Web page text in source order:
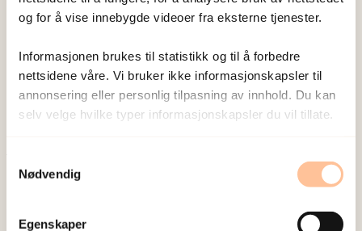
og for å vise innebygde videoer fra eksterne tjenester.
Informasjonen brukes til statistikk og til å forbedre
nettsidene våre. Vi bruker ikke informasjonskapsler til
annonsering eller personlig tilpasning av innhold. Du kan
selv velge hvilke typer informasjonskapsler du vil tillate.
Nødvendig
Egenskaper
Eksempler viser hvordan lærer-styrte fellesaktiviteter
med barn som håndterer kriser kan være en måte å
skape mening gjennom å stimulere samtaler og
refleksjoner. Det ser ut til at en proaktiv lærerrolle kan
Publisert: